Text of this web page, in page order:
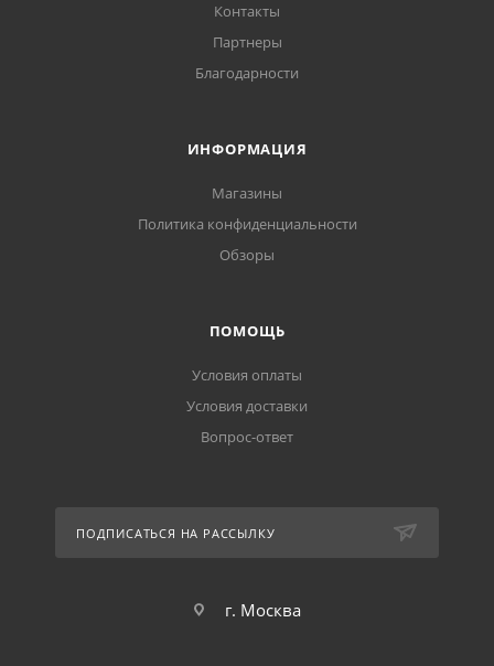
Контакты
Партнеры
Благодарности
ИНФОРМАЦИЯ
Магазины
Политика конфиденциальности
Обзоры
ПОМОЩЬ
Условия оплаты
Условия доставки
Вопрос-ответ
ПОДПИСАТЬСЯ НА РАССЫЛКУ
г. Москва